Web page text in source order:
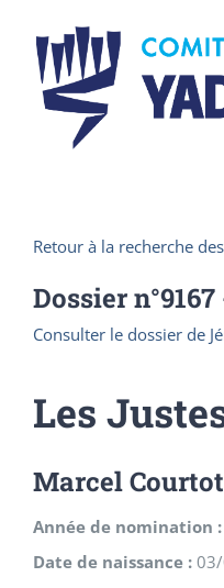
content
Retour à la recherche
Dossier n°9167
Consulter le dossier de
Les
Marcel Courtot
Année de nomination :
Date de naissance :